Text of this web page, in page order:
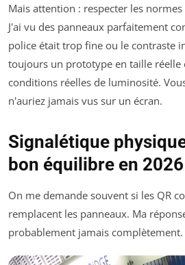
Mais attention : respecter les
J'ai vu des panneaux parfaitement
police était trop fine ou le contraste
toujours un prototype en taille réelle
conditions réelles de luminosité.
n'auriez jamais vus sur un écran.
Signalétique
bon équilibre en 2026
On me demande souvent si les QR
remplacent les panneaux. Ma
probablement jamais complètement.